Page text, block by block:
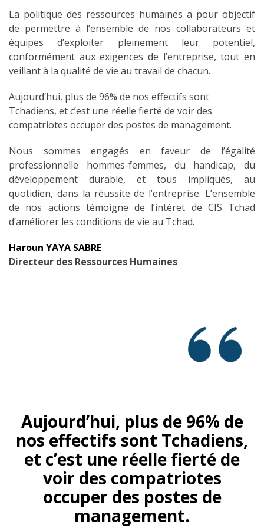
La politique des ressources humaines a pour objectif
de permettre à l’ensemble de nos collaborateurs et
équipes d’exploiter pleinement leur potentiel,
conformément aux exigences de l’entreprise, tout en
veillant à la qualité de vie au travail de chacun.
Aujourd’hui, plus de 96% de nos effectifs sont
Tchadiens, et c’est une réelle fierté de voir des
compatriotes occuper des postes de management.
Nous sommes engagés en faveur de l’égalité
professionnelle hommes-femmes, du handicap, du
développement durable, et tous impliqués, au
quotidien, dans la réussite de l’entreprise. L’ensemble
de nos actions témoigne de l’intéret de CIS Tchad
d’améliorer les conditions de vie au Tchad.
Haroun YAYA SABRE
Directeur des Ressources Humaines
Aujourd’hui, plus de 96% de
nos effectifs sont Tchadiens,
et c’est une réelle fierté de
voir des compatriotes
occuper des postes de
management.